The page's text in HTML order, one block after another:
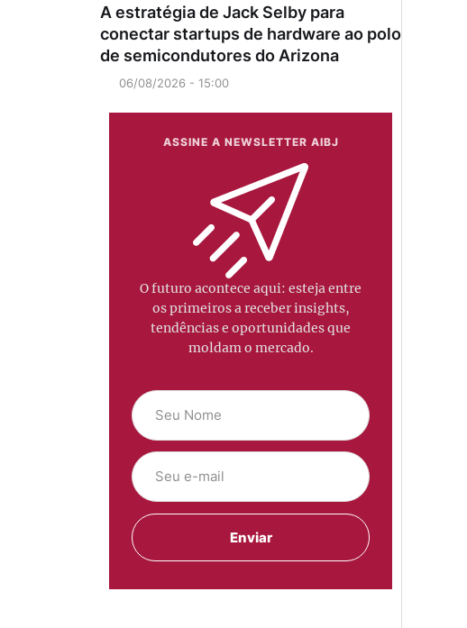
A estratégia de Jack Selby para
conectar startups de hardware ao polo
de semicondutores do Arizona
06/08/2026 - 15:00
ASSINE A NEWSLETTER AIBJ
O futuro acontece aqui: esteja entre
os primeiros a receber insights,
tendências e oportunidades que
moldam o mercado.